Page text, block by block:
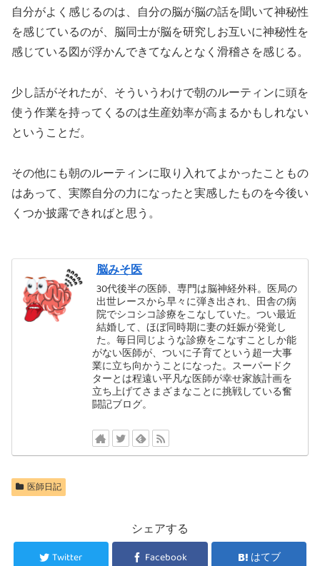
自分がよく感じるのは、自分の脳が脳の話を聞いて神秘性
を感じているのが、脳同士が脳を研究しお互いに神秘性を
感じている図が浮かんできてなんとなく滑稽さを感じる。
少し話がそれたが、そういうわけで朝のルーティンに頭を
使う作業を持ってくるのは生産効率が高まるかもしれない
ということだ。
その他にも朝のルーティンに取り入れてよかったこともの
はあって、実際自分の力になったと実感したものを今後い
くつか披露できればと思う。
脳みそ医
30代後半の医師、専門は脳神経外科。医局の
出世レースから早々に弾き出され、田舎の病
院でシコシコ診療をこなしていた。つい最近
結婚して、ほぼ同時期に妻の妊娠が発覚し
た。毎日同じような診療をこなすことしか能
がない医師が、ついに子育てという超一大事
業に立ち向かうことになった。スーパードク
ターとは程遠い平凡な医師が幸せ家族計画を
立ち上げてさまざまなことに挑戦している奮
闘記ブログ。
医師日記
シェアする
Twitter Facebook はてブ